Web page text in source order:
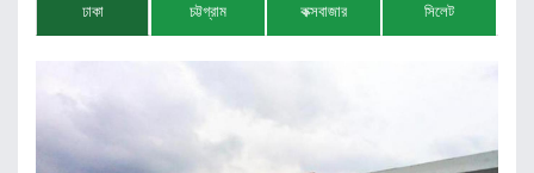
ঢাকা চট্টগ্রাম কক্সবাজার সিলেট